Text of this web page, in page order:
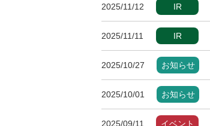
2025/11/12 IR
2025/11/11 IR
2025/10/27 お知らせ
2025/10/01 お知らせ
2025/09/11 イベント